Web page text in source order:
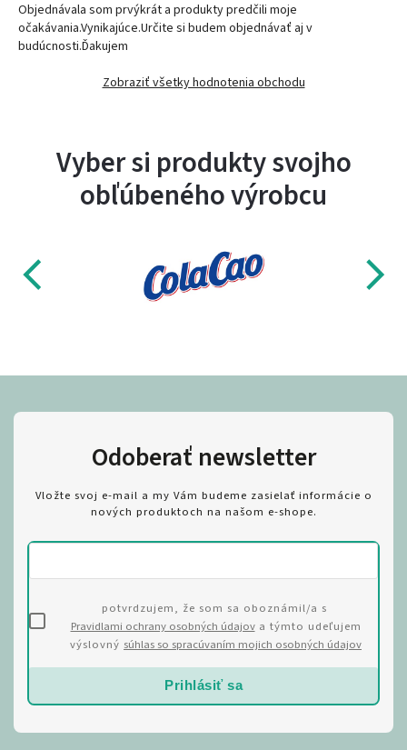
Objednávala som prvýkrát a produkty predčili moje
očakávania.Vynikajúce.Určite si budem objednávať aj v
budúcnosti.Ďakujem
Zobraziť všetky hodnotenia obchodu
Vyber si produkty svojho
obľúbeného výrobcu
Odoberať newsletter
Vložte svoj e-mail a my Vám budeme zasielať informácie o
nových produktoch na našom e-shope.
potvrdzujem, že som sa oboznámil/a s
Pravidlami ochrany osobných údajova týmto udeľujem
výslovný súhlas so spracúvaním mojich osobných údajov
Prihlásiť sa